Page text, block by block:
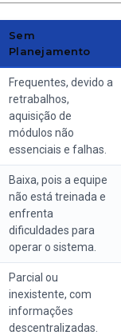
Sem
Planejamento
Frequentes, devido a
retrabalhos,
aquisição de
módulos não
essenciais e falhas.
Baixa, pois a equipe
não está treinada e
enfrenta
dificuldades para
operar o sistema.
Parcial ou
inexistente, com
informações
descentralizadas.